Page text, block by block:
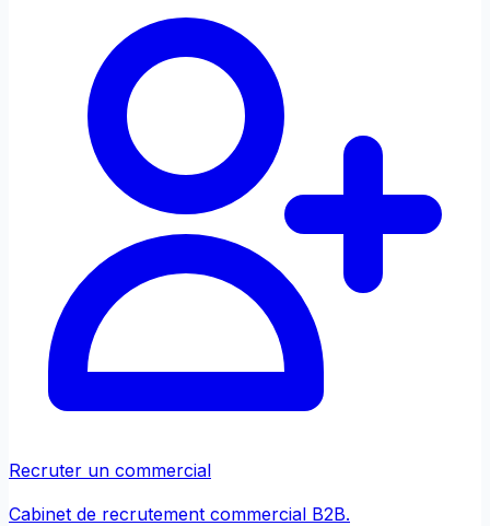
Recruter un commercial
Cabinet de recrutement commercial B2B.